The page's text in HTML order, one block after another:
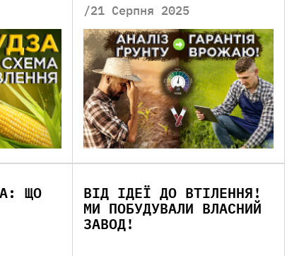
/21 Серпня 2025
ЩО
ВІД ІДЕЇ ДО ВТІЛЕННЯ!
МИ ПОБУДУВАЛИ ВЛАСНИЙ
ЗАВОД!